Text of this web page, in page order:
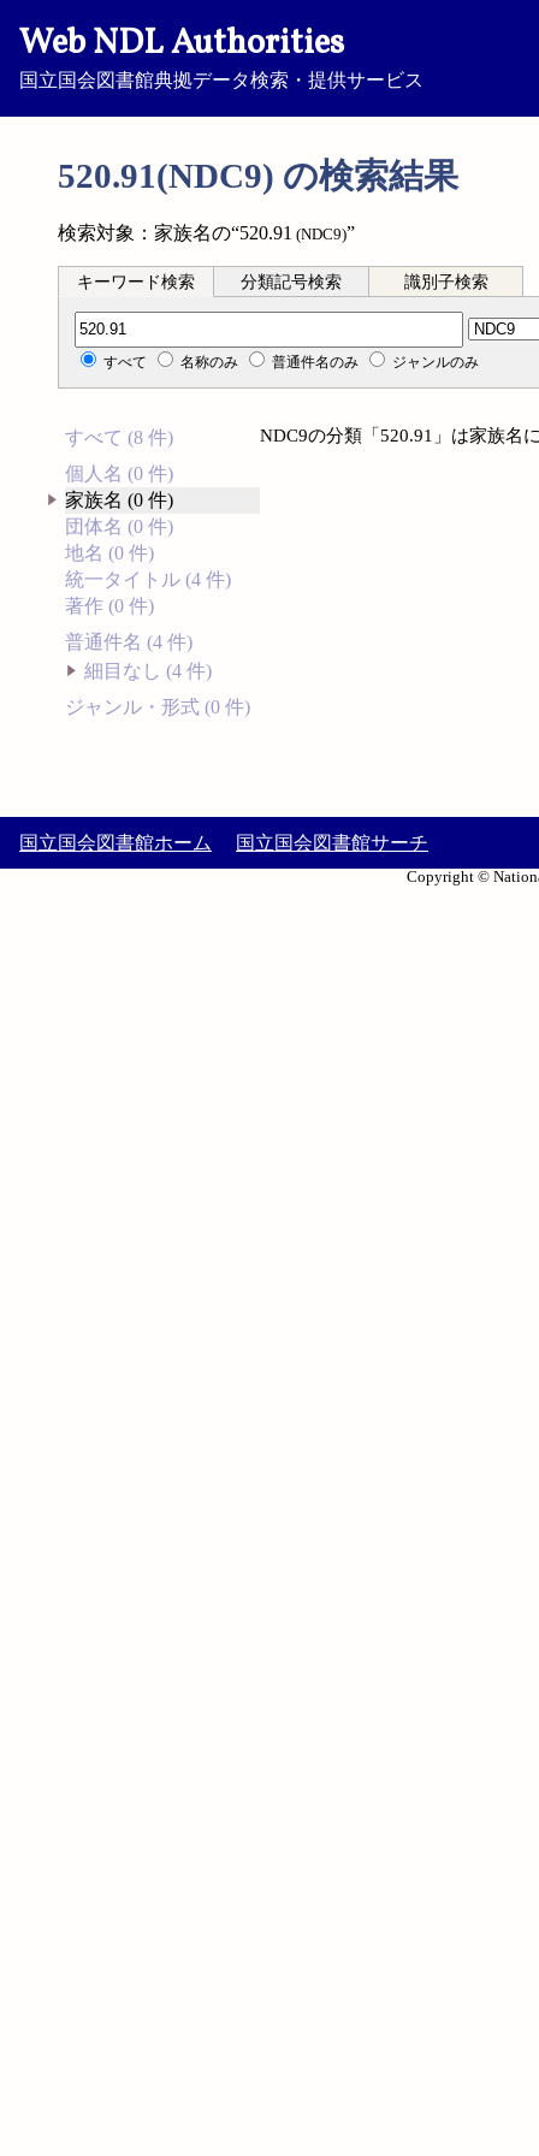
Web NDL Authorities
国立国会図書館典拠データ検索・提供サービス
520.91(NDC9) の検索結果
検索対象：家族名の“520.91 (NDC9)”
キーワード検索 分類記号検索 識別子検索
分類記号検索
すべて 名称のみ 普通件名のみ ジャンルのみ
すべて (8 件)
個人名 (0 件)
家族名 (0 件)
団体名 (0 件)
地名 (0 件)
統一タイトル (4 件)
著作 (0 件)
普通件名 (4 件)
細目なし (4 件)
ジャンル・形式 (0 件)
NDC9の分類「520.91」は家族名
国立国会図書館ホーム 国立国会図書館サーチ
Copyright ©